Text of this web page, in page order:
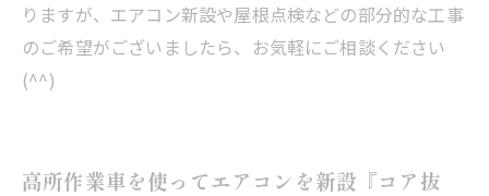
りますが、エアコン新設や屋根点検などの部分的な工事
のご希望がございましたら、お気軽にご相談ください
(^^)
高所作業車を使ってエアコンを新設『コア抜